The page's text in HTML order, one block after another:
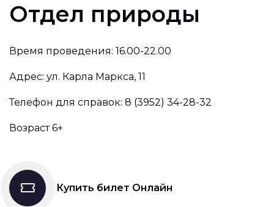
Отдел природы
Время проведения: 16.00-22.00
Адрес: ул. Карла Маркса, 11
Телефон для справок: 8 (3952) 34-28-32
Возраст 6+
Купить билет Онлайн